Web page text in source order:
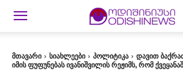
მთავარი სიახლეები პოლიტიკა
დავით
იმის ფუფუნებას ივანიშვილის რეჟიმს, რომ